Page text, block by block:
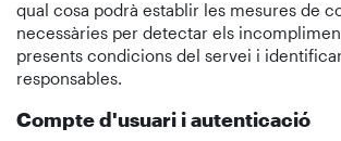
qual cosa podrà establir les mesures de
necessàries per detectar els
presents condicions del servei i
responsables.
Compte d'usuari i autenticació